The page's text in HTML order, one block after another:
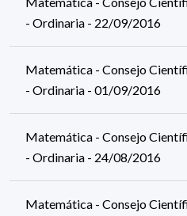
- Ordinaria - 22/09/2016
Matemática - Consejo
- Ordinaria - 01/09/2016
Matemática - Consejo
- Ordinaria - 24/08/2016
Matemática - Consejo